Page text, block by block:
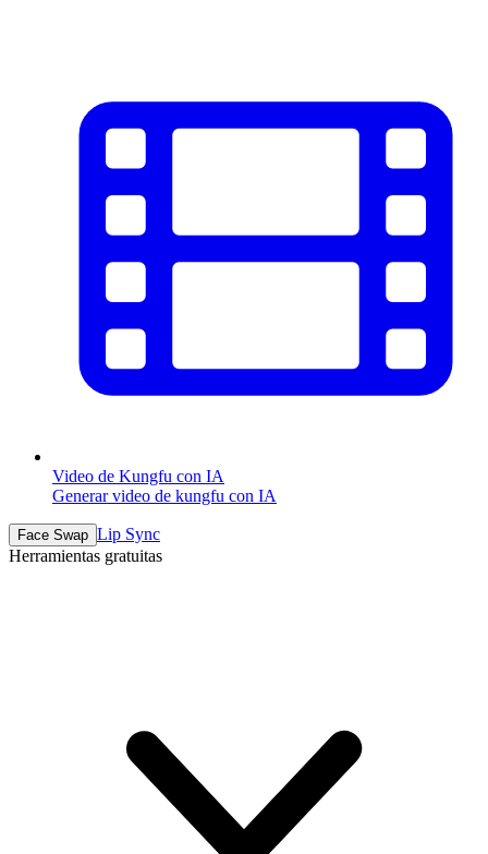
Video de Kungfu con IA
Generar video de kungfu con IA
Face Swap Lip Sync
Herramientas gratuitas